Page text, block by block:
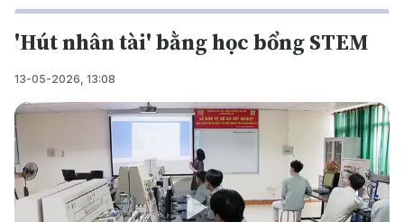
'Hút nhân tài' bằng học bổng STEM
13-05-2026, 13:08